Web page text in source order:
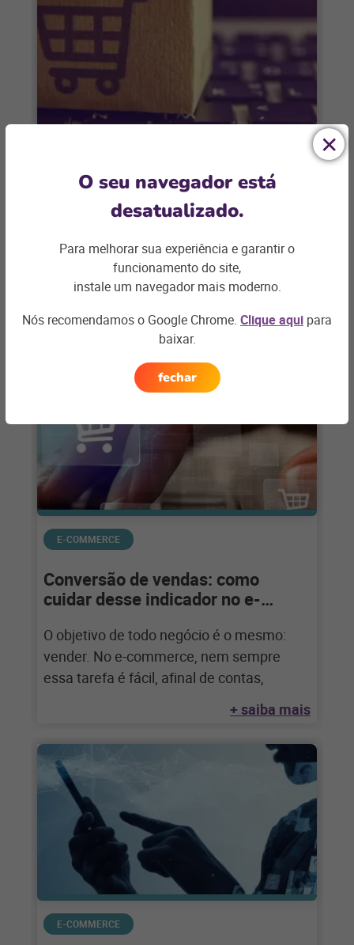
Semana do Brasil: como
aproveitar a data como preparo
A Semana do Brasil é uma grande
oportunidade para vender mais,
conquistar mais clientes e preparar seu e-
commerce para a
+ saiba mais
E-COMMERCE
Conversão de vendas: como
cuidar desse indicador no e-
O objetivo de todo negócio é o mesmo:
vender. No e-commerce, nem sempre
essa tarefa é fácil, afinal de contas,
+ saiba mais
E-COMMERCE
O seu navegador está
desatualizado.
Para melhorar sua experiência e garantir o
funcionamento do site,
instale um navegador mais moderno.
Nós recomendamos o Google Chrome. Clique aqui para
baixar.
fechar